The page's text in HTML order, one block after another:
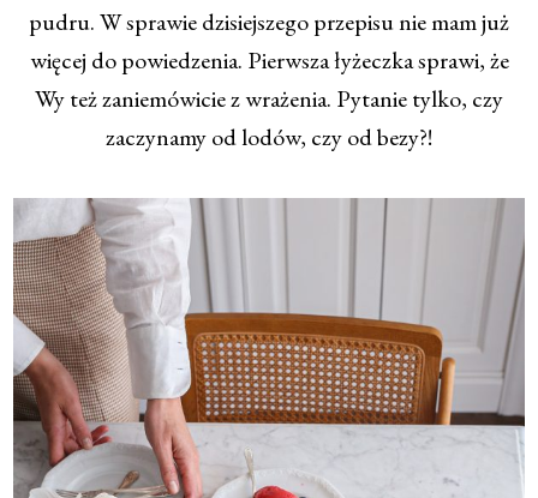
pudru. W sprawie dzisiejszego przepisu nie mam już
więcej do powiedzenia. Pierwsza łyżeczka sprawi, że
Wy też zaniemówicie z wrażenia. Pytanie tylko, czy
zaczynamy od lodów, czy od bezy?!